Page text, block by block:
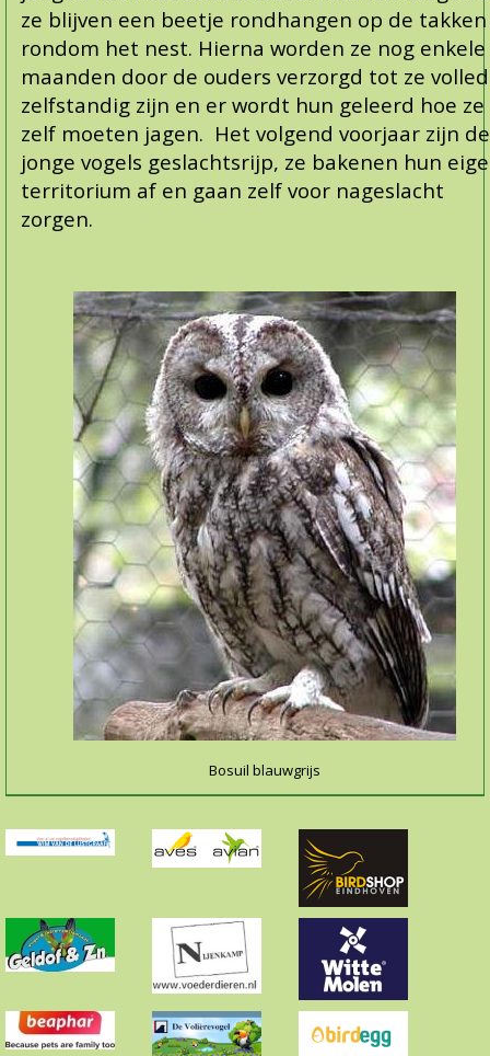
ze blijven een beetje rondhangen op de takken
rondom het nest. Hierna worden ze nog enkele
maanden door de ouders verzorgd tot ze
zelfstandig zijn en er wordt hun geleerd hoe ze
zelf moeten jagen. Het volgend voorjaar zijn de
jonge vogels geslachtsrijp, ze bakenen hun
territorium af en gaan zelf voor nageslacht
Bosuil blauwgrijs